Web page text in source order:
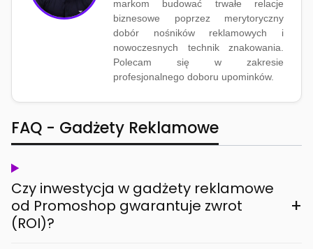
markom budować trwałe relacje
biznesowe poprzez merytoryczny
dobór nośników reklamowych i
nowoczesnych technik znakowania.
Polecam się w zakresie
profesjonalnego doboru upominków.
FAQ - Gadżety Reklamowe
Czy inwestycja w gadżety reklamowe
od Promoshop gwarantuje zwrot
(ROI)?
+